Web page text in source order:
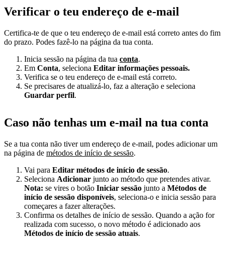
Verificar o teu endereço de e-mail
Certifica-te de que o teu endereço de e-mail está correto antes do fim
do prazo. Podes fazê-lo na página da tua conta.
Inicia sessão na página da tua conta.
Em Conta, seleciona Editar informações pessoais.
Verifica se o teu endereço de e-mail está correto.
Se precisares de atualizá-lo, faz a alteração e seleciona
Guardar perfil.
Caso não tenhas um e-mail na tua conta
Se a tua conta não tiver um endereço de e-mail, podes adicionar um
na página de métodos de início de sessão.
Vai para Editar métodos de início de sessão.
Seleciona Adicionar junto ao método que pretendes ativar.
Nota: se vires o botão Iniciar sessão junto a Métodos de
início de sessão disponíveis, seleciona-o e inicia sessão para
começares a fazer alterações.
Confirma os detalhes de início de sessão. Quando a ação for
realizada com sucesso, o novo método é adicionado aos
Métodos de início de sessão atuais.